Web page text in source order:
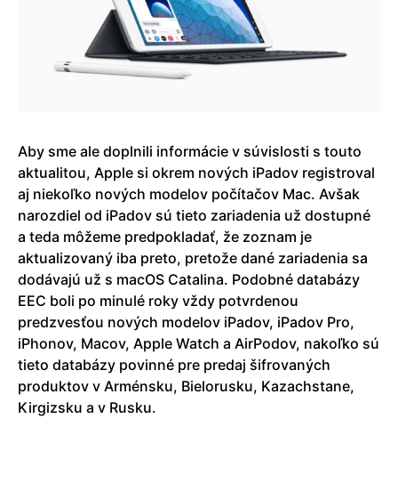
Aby sme ale doplnili informácie v súvislosti s touto
aktualitou, Apple si okrem nových iPadov registroval
aj niekoľko nových modelov počítačov Mac. Avšak
narozdiel od iPadov sú tieto zariadenia už dostupné
a teda môžeme predpokladať, že zoznam je
aktualizovaný iba preto, pretože dané zariadenia sa
dodávajú už s macOS Catalina. Podobné databázy
EEC boli po minulé roky vždy potvrdenou
predzvesťou nových modelov iPadov, iPadov Pro,
iPhonov, Macov, Apple Watch a AirPodov, nakoľko sú
tieto databázy povinné pre predaj šifrovaných
produktov v Arménsku, Bielorusku, Kazachstane,
Kirgizsku a v Rusku.